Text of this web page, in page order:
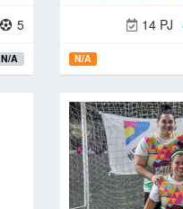
5
N/A
14 PJ
N/A